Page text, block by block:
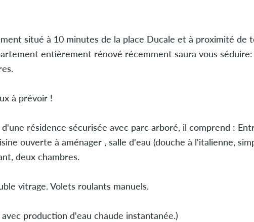
situé à 10 minutes de la place Ducale et à proximité de
entièrement rénové récemment saura vous séduire:
à prévoir !
résidence sécurisée avec parc arboré, il comprend :
ouverte à aménager , salle d'eau (douche à l'italienne,
deux chambres.
vitrage. Volets roulants manuels.
production d'eau chaude instantanée.)